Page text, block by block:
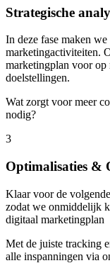
Strategische
In deze fase maken
marketingactiviteiten.
marketingplan voor op
doelstellingen.
Wat zorgt voor meer
nodig?
3
Optimalisaties &
Klaar voor de
zodat we onmiddelijk
digitaal marketingplan
Met de juiste tracking
alle inspanningen via